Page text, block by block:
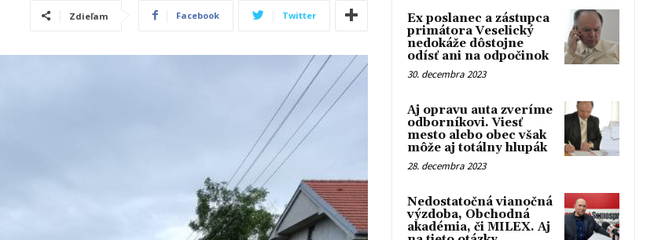
Zdieľam Facebook Twitter
Ex poslanec a zástupca
primátora Veselický
nedokáže dôstojne
odísť ani na odpočinok
30. decembra 2023
Aj opravu auta zveríme
odborníkovi. Viesť
mesto alebo obec však
môže aj totálny hlupák
28. decembra 2023
Nedostatočná vianočná
výzdoba, Obchodná
akadémia, či MILEX. Aj